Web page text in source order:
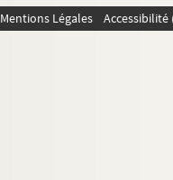
Mentions Légales